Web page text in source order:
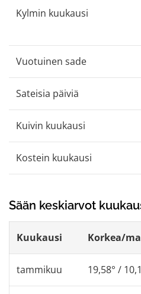
Kylmin kuukausi
Vuotuinen sade
Sateisia päiviä
Kuivin kuukausi
Kostein kuukausi
Sään keskiarvot
Kuukausi Korkea/
tammikuu 19,58° /